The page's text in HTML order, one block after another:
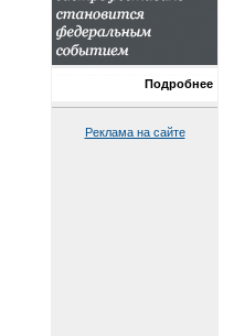
Подробнее
Реклама на сайте